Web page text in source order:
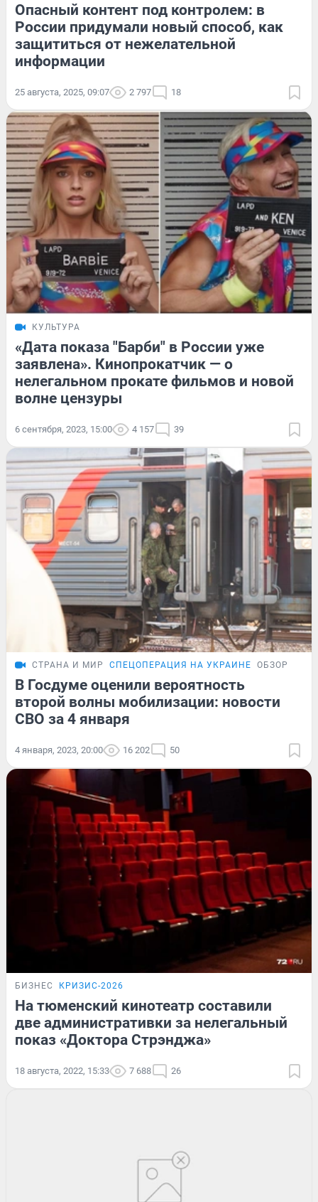
Опасный контент под контролем: в
России придумали новый способ, как
защититься от нежелательной
информации
25 августа, 2025, 09:07 2 797 18
КУЛЬТУРА
«Дата показа "Барби" в России уже
заявлена». Кинопрокатчик — о
нелегальном прокате фильмов и новой
волне цензуры
6 сентября, 2023, 15:00 4 157 39
СТРАНА И МИР СПЕЦОПЕРАЦИЯ НА УКРАИНЕ ОБЗОР
В Госдуме оценили вероятность
второй волны мобилизации: новости
СВО за 4 января
4 января, 2023, 20:00 16 202 50
БИЗНЕС КРИЗИС-2026
На тюменский кинотеатр составили
две административки за нелегальный
показ «Доктора Стрэнджа»
18 августа, 2022, 15:33 7 688 26